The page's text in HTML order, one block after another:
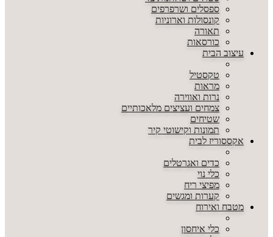
ספסלים ושרפרפים
קונסולות וארוניות
תאורה
כורסאות
עיצוב הבית
טקסטיל
מראות
נרות ואווירה
צמחים ועציצים מלאכותיים
שטיחים
תמונות וקישוטי קיר
אקססוריז לבית
כדים ואגרטלים
כלי נוי
מפיצי ריח
קערות ומגשים
מטבח ואירוח
כלי איחסון